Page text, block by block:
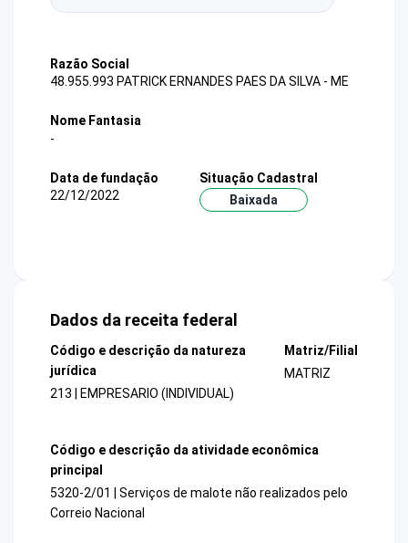
Razão Social
48.955.993 PATRICK ERNANDES PAES DA SILVA - ME
Nome Fantasia
-
Data de fundação
22/12/2022
Situação Cadastral
Baixada
Dados da receita federal
Código e descrição da natureza
jurídica
213 | EMPRESARIO (INDIVIDUAL)
Matriz/Filial
MATRIZ
Código e descrição da atividade econômica
principal
5320-2/01 | Serviços de malote não realizados pelo
Correio Nacional